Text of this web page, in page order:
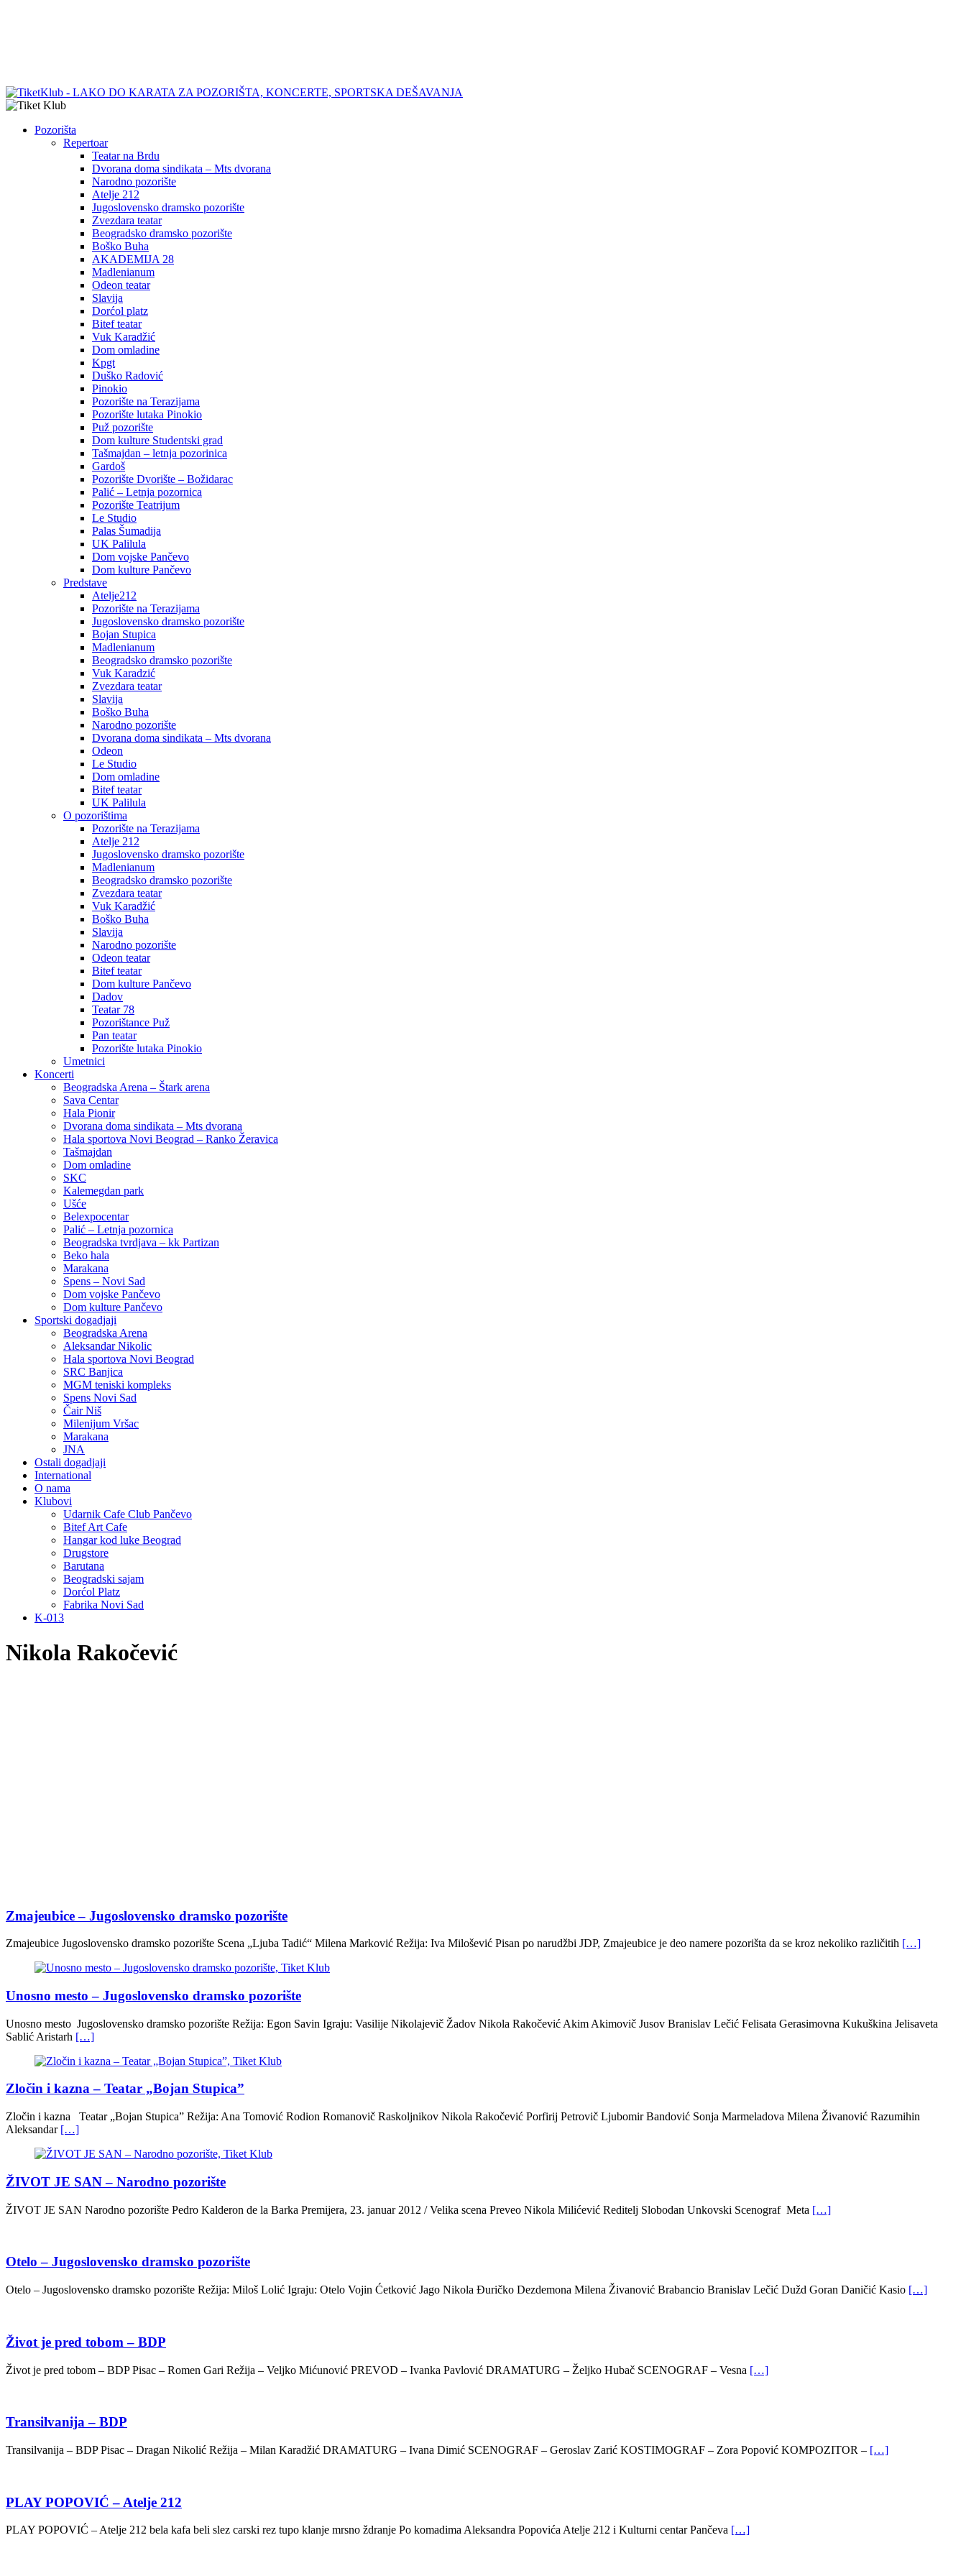
Pozorišta
Repertoar
Teatar na Brdu
Dvorana doma sindikata – Mts dvorana
Narodno pozorište
Atelje 212
Jugoslovensko dramsko pozorište
Zvezdara teatar
Beogradsko dramsko pozorište
Boško Buha
AKADEMIJA 28
Madlenianum
Odeon teatar
Slavija
Dorćol platz
Bitef teatar
Vuk Karadžić
Dom omladine
Kpgt
Duško Radović
Pinokio
Pozorište na Terazijama
Pozorište lutaka Pinokio
Puž pozorište
Dom kulture Studentski grad
Tašmajdan – letnja pozorinica
Gardoš
Pozorište Dvorište – Božidarac
Palić – Letnja pozornica
Pozorište Teatrijum
Le Studio
Palas Šumadija
UK Palilula
Dom vojske Pančevo
Dom kulture Pančevo
Predstave
Atelje212
Pozorište na Terazijama
Jugoslovensko dramsko pozorište
Bojan Stupica
Madlenianum
Beogradsko dramsko pozorište
Vuk Karadzić
Zvezdara teatar
Slavija
Boško Buha
Narodno pozorište
Dvorana doma sindikata – Mts dvorana
Odeon
Le Studio
Dom omladine
Bitef teatar
UK Palilula
O pozorištima
Pozorište na Terazijama
Atelje 212
Jugoslovensko dramsko pozorište
Madlenianum
Beogradsko dramsko pozorište
Zvezdara teatar
Vuk Karadžić
Boško Buha
Slavija
Narodno pozorište
Odeon teatar
Bitef teatar
Dom kulture Pančevo
Dadov
Teatar 78
Pozorištance Puž
Pan teatar
Pozorište lutaka Pinokio
Umetnici
Koncerti
Beogradska Arena – Štark arena
Sava Centar
Hala Pionir
Dvorana doma sindikata – Mts dvorana
Hala sportova Novi Beograd – Ranko Žeravica
Tašmajdan
Dom omladine
SKC
Kalemegdan park
Ušće
Belexpocentar
Palić – Letnja pozornica
Beogradska tvrdjava – kk Partizan
Beko hala
Marakana
Spens – Novi Sad
Dom vojske Pančevo
Dom kulture Pančevo
Sportski dogadjaji
Beogradska Arena
Aleksandar Nikolic
Hala sportova Novi Beograd
SRC Banjica
MGM teniski kompleks
Spens Novi Sad
Čair Niš
Milenijum Vršac
Marakana
JNA
Ostali dogadjaji
International
O nama
Klubovi
Udarnik Cafe Club Pančevo
Bitef Art Cafe
Hangar kod luke Beograd
Drugstore
Barutana
Beogradski sajam
Dorćol Platz
Fabrika Novi Sad
K-013
Nikola Rakočević
Zmajeubice – Jugoslovensko dramsko pozorište
Zmajeubice Jugoslovensko dramsko pozorište Scena „Ljuba Tadić“ Milena Marković Režija: Iva Milošević Pisan po narudžbi JDP, Zmajeubice je deo namere pozorišta da se kroz nekoliko različitih […]
Unosno mesto – Jugoslovensko dramsko pozorište
Unosno mesto Jugoslovensko dramsko pozorište Režija: Egon Savin Igraju: Vasilije Nikolajevič Žadov Nikola Rakočević Akim Akimovič Jusov Branislav Lečić Felisata Gerasimovna Kukuškina Jelisaveta
Sablić Aristarh […]
Zločin i kazna – Teatar „Bojan Stupica”
Zločin i kazna Teatar „Bojan Stupica” Režija: Ana Tomović Rodion Romanovič Raskoljnikov Nikola Rakočević Porfirij Petrovič Ljubomir Bandović Sonja Marmeladova Milena Živanović Razumihin
Aleksandar […]
ŽIVOT JE SAN – Narodno pozorište
ŽIVOT JE SAN Narodno pozorište Pedro Kalderon de la Barka Premijera, 23. januar 2012 / Velika scena Preveo Nikola Milićević Reditelj Slobodan Unkovski Scenograf Meta […]
Otelo – Jugoslovensko dramsko pozorište
Otelo – Jugoslovensko dramsko pozorište Režija: Miloš Lolić Igraju: Otelo Vojin Ćetković Jago Nikola Đuričko Dezdemona Milena Živanović Brabancio Branislav Lečić Dužd Goran Daničić Kasio […]
Život je pred tobom – BDP
Život je pred tobom – BDP Pisac – Romen Gari Režija – Veljko Mićunović PREVOD – Ivanka Pavlović DRAMATURG – Željko Hubač SCENOGRAF – Vesna […]
Transilvanija – BDP
Transilvanija – BDP Pisac – Dragan Nikolić Režija – Milan Karadžić DRAMATURG – Ivana Dimić SCENOGRAF – Geroslav Zarić KOSTIMOGRAF – Zora Popović KOMPOZITOR – […]
PLAY POPOVIĆ – Atelje 212
PLAY POPOVIĆ – Atelje 212 bela kafa beli slez carski rez tupo klanje mrsno ždranje Po komadima Aleksandra Popovića Atelje 212 i Kulturni centar Pančeva […]